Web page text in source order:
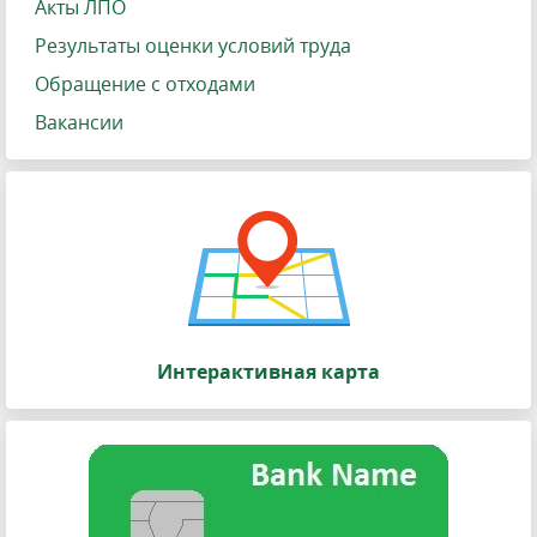
Акты ЛПО
Результаты оценки условий труда
Обращение с отходами
Вакансии
Интерактивная карта